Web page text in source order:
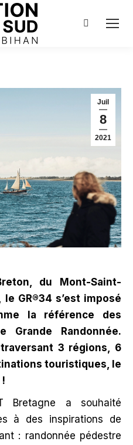
Juil
8
2021
du Mont-Saint-
GR®34 s’est imposé
la référence des
Grande Randonnée.
3 régions, 6
touristiques, le
Bretagne a souhaité
à des inspirations de
: randonnée pédestre